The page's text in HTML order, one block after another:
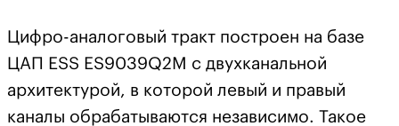
Цифро-аналоговый тракт построен на базе
ЦАП ESS ES9039Q2M с двухканальной
архитектурой, в которой левый и правый
каналы обрабатываются независимо. Такое